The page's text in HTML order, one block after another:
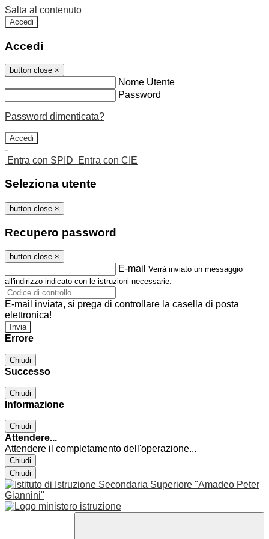
Salta al contenuto
Accedi
Accedi
button close ×
Nome Utente
Password
Password dimenticata?
-
Entra con SPID
Entra con CIE
Seleziona utente
button close ×
Recupero password
button close ×
E-mail Verrà inviato un messaggio
all'indirizzo indicato con le istruzioni necessarie.
E-mail inviata, si prega di controllare la casella di posta
elettronica!
Errore
Chiudi
Successo
Chiudi
Informazione
Chiudi
Attendere...
Attendere il completamento dell'operazione...
Chiudi
Chiudi